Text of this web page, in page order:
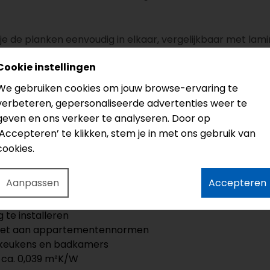
de planken eenvoudig in elkaar, vergelijkbaar met
de vloer zelfs eenvoudig worden hergebruikt.
waterbestendigen daardoor geschikt voor
de vloer bovendien uitstekend te combineren met
gebruik
houtstructuur
te installeren
aan appartementennormen
en badkamers
0,039 m²K/W
instellingen
gebruiken cookies om jouw browse-ervaring te
gepersonaliseerde advertenties weer te
en ons verkeer te analyseren. Door op
te klikken, stem je in met ons gebruik van
Aanpassen Accepteren